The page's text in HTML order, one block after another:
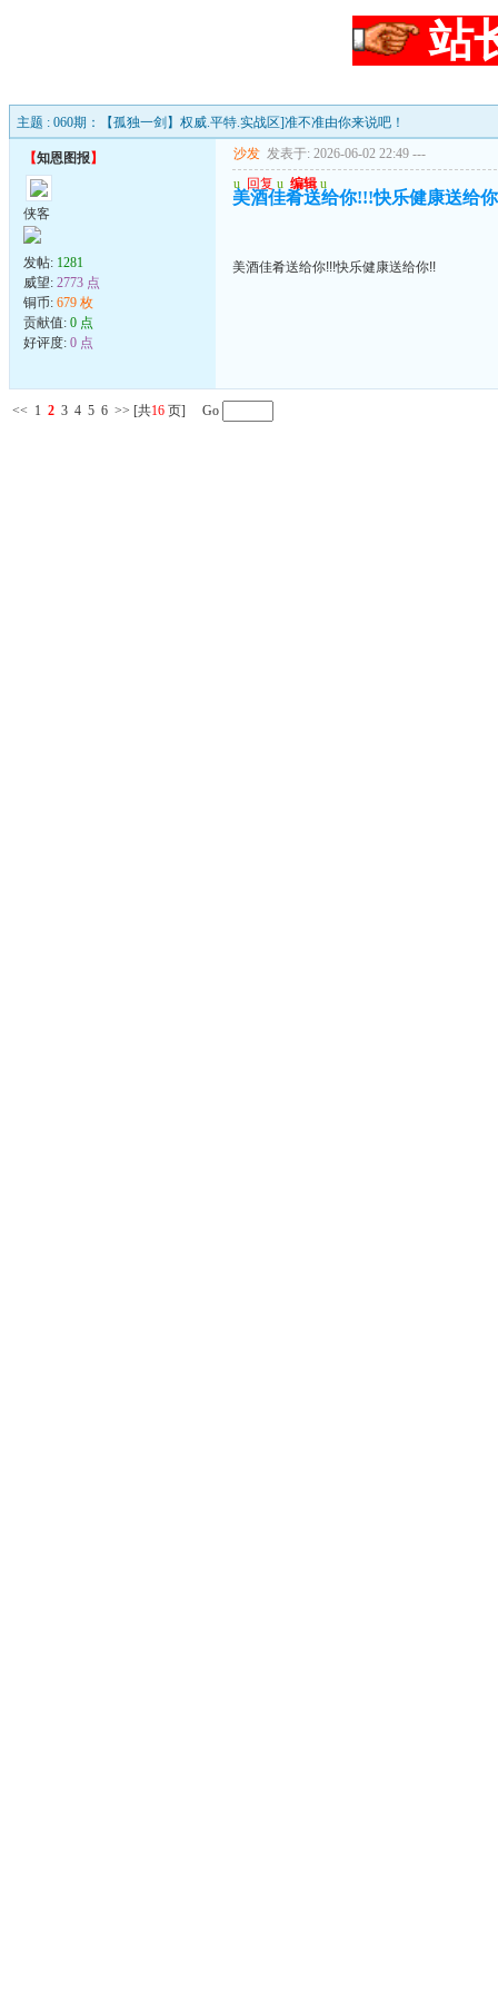
站
主题 : 060期：【孤独一剑】权威.平特.实战区]准不准由你来说吧！
【知恩图报】
侠客
发帖: 1281
威望: 2773 点
铜币: 679 枚
贡献值: 0 点
好评度: 0 点
沙发 发表于: 2026-06-02 22:49 ---
u 回复 u 编辑 u
美酒佳肴送给你!!!快乐健康送给
美酒佳肴送给你!!!快乐健康送给你!!
<< 1 2 3 4 5 6 >> [共16 页] Go